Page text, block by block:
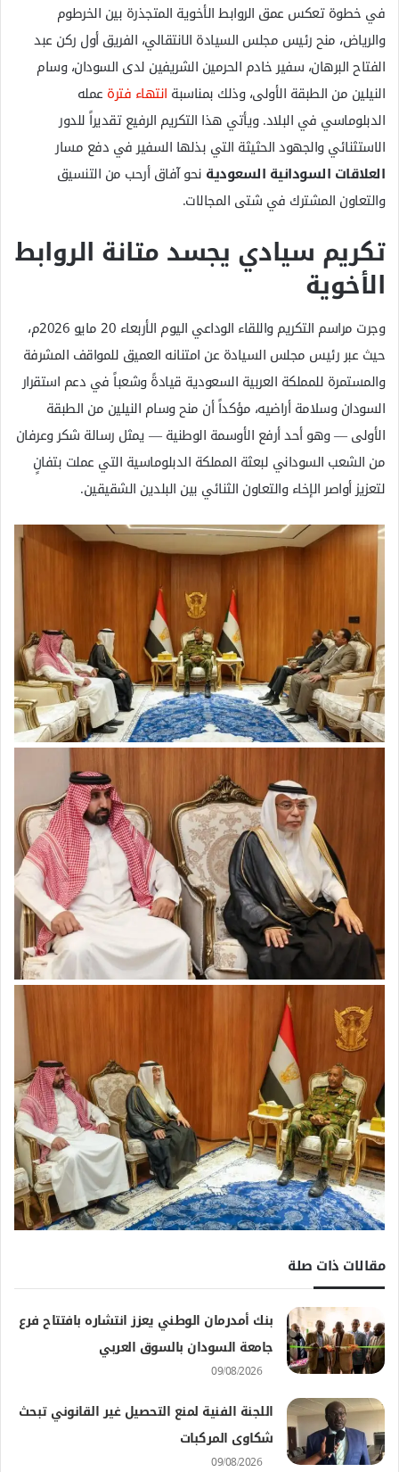
ا
في خطوة تعكس عمق الروابط الأخوية المتجذرة بين الخرطوم
والرياض، منح رئيس مجلس السيادة الانتقالي، الفريق أول ركن عبد
الفتاح البرهان، سفير خادم الحرمين الشريفين لدى السودان، وسام
النيلين من الطبقة الأولى، وذلك بمناسبة انتهاء فترة عمله
الدبلوماسي في البلاد. ويأتي هذا التكريم الرفيع تقديراً للدور
الاستثنائي والجهود الحثيثة التي بذلها السفير في دفع مسار
العلاقات السودانية السعودية نحو آفاق أرحب من التنسيق
والتعاون المشترك في شتى المجالات.
تكريم سيادي يجسد متانة الروابط
الأخوية
وجرت مراسم التكريم واللقاء الوداعي اليوم الأربعاء 20 مايو 2026م،
حيث عبر رئيس مجلس السيادة عن امتنانه العميق للمواقف المشرفة
والمستمرة للمملكة العربية السعودية قيادةً وشعباً في دعم استقرار
السودان وسلامة أراضيه، مؤكداً أن منح وسام النيلين من الطبقة
الأولى — وهو أحد أرفع الأوسمة الوطنية — يمثل رسالة شكر وعرفان
من الشعب السوداني لبعثة المملكة الدبلوماسية التي عملت بتفانٍ
لتعزيز أواصر الإخاء والتعاون الثنائي بين البلدين الشقيقين.
مقالات ذات صلة
بنك أمدرمان الوطني يعزز انتشاره بافتتاح فرع
جامعة السودان بالسوق العربي
09/08/2026
اللجنة الفنية لمنع التحصيل غير القانوني تبحث
شكاوى المركبات
09/08/2026